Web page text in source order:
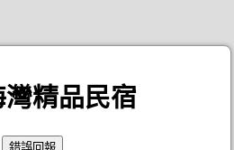
精品民宿